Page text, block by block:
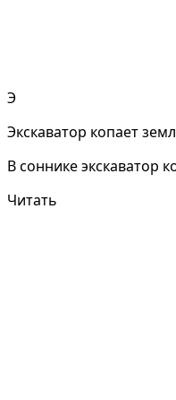
Э
Экскаватор копает
В соннике экскаватор
Читать